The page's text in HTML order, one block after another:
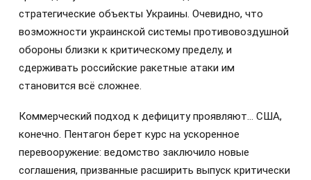
стратегические объекты Украины. Очевидно, что
возможности украинской системы противовоздушной
обороны близки к критическому пределу, и
сдерживать российские ракетные атаки им
становится всё сложнее.
Коммерческий подход к дефициту проявляют… США,
конечно. Пентагон берет курс на ускоренное
перевооружение: ведомство заключило новые
соглашения, призванные расширить выпуск критически